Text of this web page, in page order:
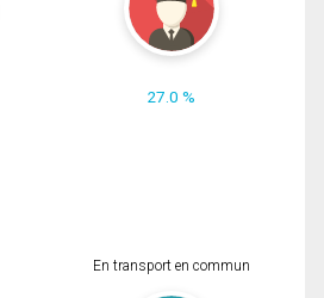
27.0 %
En transport en commun